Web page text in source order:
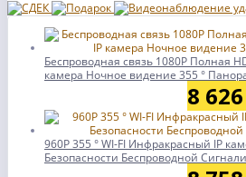
Беспроводная связь 1080P Полная
камера Ночное видение 355 °
8 626
960P 355 ° WI-FI Инфракрасный IP
Безопасности Беспроводной